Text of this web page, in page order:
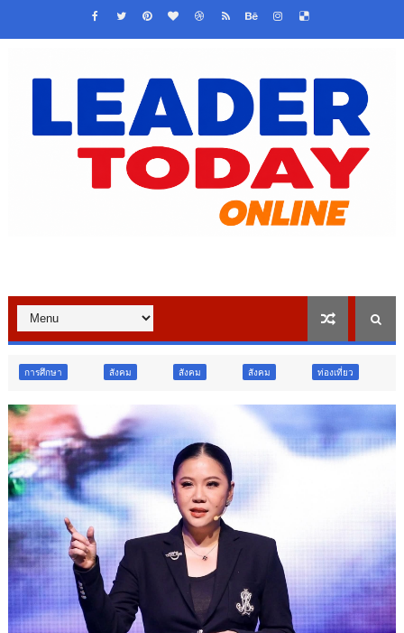
สังคม ท่องเที่ยว ท่องเที่ยว